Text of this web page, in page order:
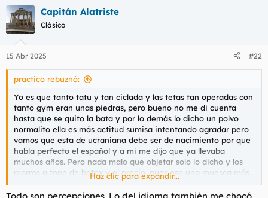
c
c
i
e
s
Capitán Alatriste
Clásico
15 Abr 2025 #22
practico rebuznó:
Yo es que tanto tatu y tan ciclada y las tetas tan operadas con
tanto gym eran unas piedras, pero bueno no me di cuenta
hasta que se quito la bata y por lo demás lo dicho un polvo
normalito ella es más actitud sumisa intentando agradar pero
vamos que esta de ucraniana debe ser de nacimiento por que
habla perfecto el español y a mi me dijo que ya llevaba
muchos años. Pero nada malo que objetar solo lo dicho y los
morros a tope de botox y el precio, pues eso una muesca más
sin pena ni gloria
Haz clic para expandir...